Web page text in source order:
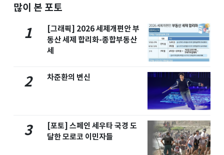
많이 본 포토
1
[그래픽] 2026 세제개편안 부
동산 세제 합리화-종합부동산
세
2 차준환의 변신
3
[포토] 스페인 세우타 국경 도
달한 모로코 이민자들